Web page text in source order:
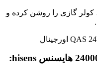
گازی را روشن کرده و